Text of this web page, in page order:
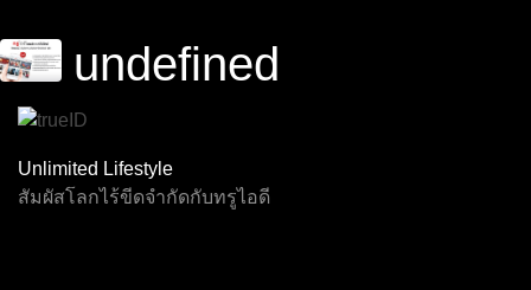
Channel F1 Virtual F1
undefined
Unlimited Lifestyle
สัมผัสโลกไร้ขีดจำกัดกับทรูไอดี